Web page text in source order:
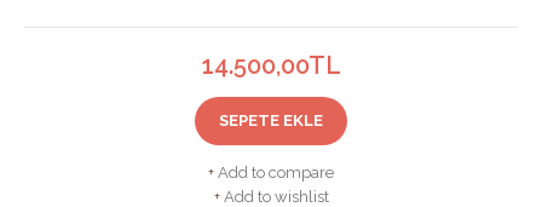
14.500,00TL
SEPETE EKLE
+ Add to compare
+ Add to wishlist